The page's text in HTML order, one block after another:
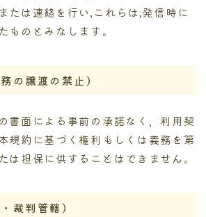
たは連絡を行い,これらは,発信時に
ものとみなします。
の譲渡の禁止）
書面による事前の承諾なく，利用契
規約に基づく権利もしくは義務を第
は担保に供することはできません。
裁判管轄）